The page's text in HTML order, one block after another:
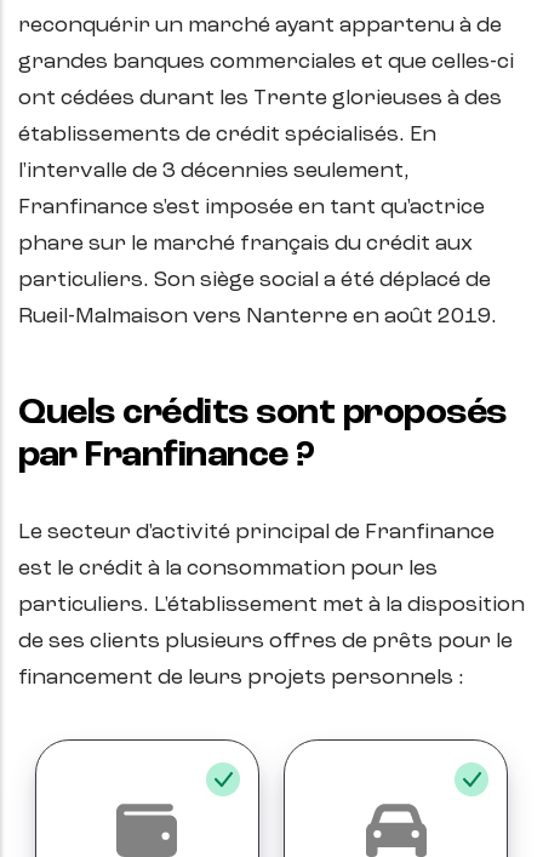
reconquérir un marché ayant appartenu à de
grandes banques commerciales et que celles-ci
ont cédées durant les Trente glorieuses à des
établissements de crédit spécialisés. En
l'intervalle de 3 décennies seulement,
Franfinance s'est imposée en tant qu'actrice
phare sur le marché français du crédit aux
particuliers. Son siège social a été déplacé de
Rueil-Malmaison vers Nanterre en août 2019.
Quels crédits sont proposés
par Franfinance ?
Le secteur d'activité principal de Franfinance
est le crédit à la consommation pour les
particuliers. L'établissement met à la disposition
de ses clients plusieurs offres de prêts pour le
financement de leurs projets personnels :